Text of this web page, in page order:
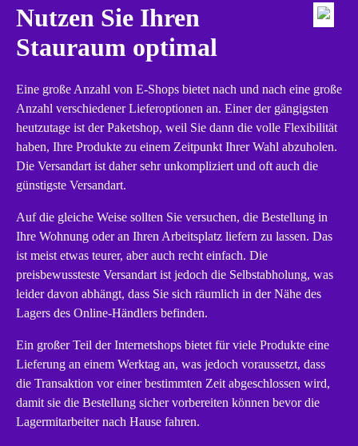
Nutzen Sie Ihren
Stauraum optimal
Eine große Anzahl von E-Shops bietet nach und nach eine große
Anzahl verschiedener Lieferoptionen an. Einer der gängigsten
heutzutage ist der Paketshop, weil Sie dann die volle Flexibilität
haben, Ihre Produkte zu einem Zeitpunkt Ihrer Wahl abzuholen.
Die Versandart ist daher sehr unkompliziert und oft auch die
günstigste Versandart.
Auf die gleiche Weise sollten Sie versuchen, die Bestellung in
Ihre Wohnung oder an Ihren Arbeitsplatz liefern zu lassen. Das
ist meist etwas teurer, aber auch recht einfach. Die
preisbewussteste Versandart ist jedoch die Selbstabholung, was
leider davon abhängt, dass Sie sich räumlich in der Nähe des
Lagers des Online-Händlers befinden.
Ein großer Teil der Internetshops bietet für viele Produkte eine
Lieferung an einem Werktag an, was jedoch voraussetzt, dass
die Transaktion vor einer bestimmten Zeit abgeschlossen wird,
damit sie die Bestellung sicher vorbereiten können bevor die
Lagermitarbeiter nach Hause fahren.